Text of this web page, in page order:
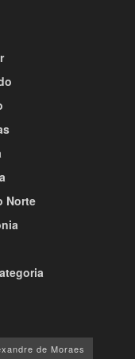
Norte
de Moraes